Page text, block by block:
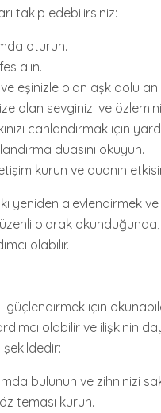
takip edebilirsiniz:
oturun.
alın.
eşinizle olan aşk dolu
olan sevginizi ve
canlandırmak için
duasını okuyun.
kurun ve duanın
yeniden alevlendirmek
olarak
olabilir.
için
olabilir ve ilişkinin
bulunun ve zihninizi
teması kurun.